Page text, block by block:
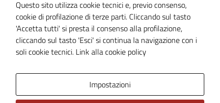
Dichiarazione di accessibilità
Piano di miglioramento del sito
Statistiche sito web
Questo sito utilizza cookie tecnici e, previo consenso,
cookie di profilazione di terze parti. Cliccando sul tasto
'Accetta tutti' si presta il consenso alla profilazione,
cliccando sul tasto 'Esci' si continua la navigazione con i
soli cookie tecnici. Link alla cookie policy
Impostazioni